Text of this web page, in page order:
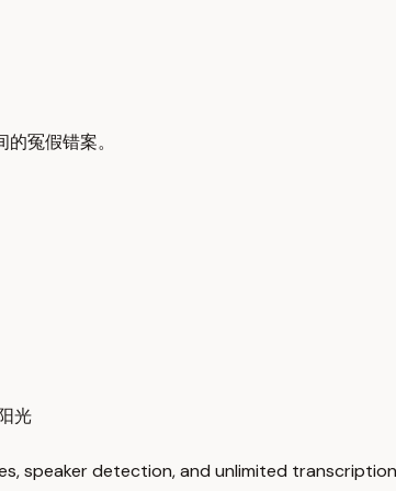
冤假错案。
光
speaker detection, and unlimited